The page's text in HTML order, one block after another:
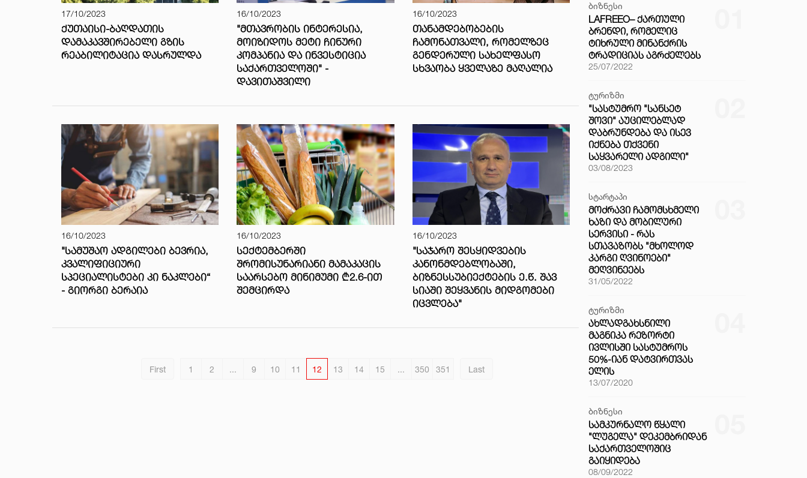
17/10/2023
ᲥᲣᲗᲐᲘᲡᲘ-ᲑᲐᲦᲓᲐᲗᲘᲡ
ᲓᲐᲛᲐᲙᲐᲕᲨᲘᲠᲔᲑᲔᲚᲘ ᲒᲖᲘᲡ
ᲠᲔᲐᲑᲘᲚᲘᲢᲐᲪᲘᲐ ᲓᲐᲡᲠᲣᲚᲓᲐ
16/10/2023
"ᲛᲗᲐᲕᲠᲝᲑᲘᲡ ᲘᲜᲢᲔᲠᲔᲡᲘᲐ,
ᲛᲝᲘᲖᲘᲓᲝᲡ ᲛᲔᲢᲘ ᲩᲘᲜᲣᲠᲘ
ᲙᲝᲛᲞᲐᲜᲘᲐ ᲓᲐ ᲘᲜᲕᲔᲡᲢᲘᲪᲘᲐ
ᲡᲐᲥᲐᲠᲗᲕᲔᲚᲝᲨᲘ" -
ᲓᲐᲕᲘᲗᲐᲨᲕᲘᲚᲘ
16/10/2023
ᲗᲐᲜᲐᲛᲓᲔᲑᲝᲑᲔᲑᲘᲡ
ᲩᲐᲛᲝᲜᲐᲗᲕᲐᲚᲘ, ᲠᲝᲛᲔᲚᲖᲔᲪ
ᲒᲔᲜᲓᲔᲠᲣᲚᲘ ᲡᲐᲮᲔᲚᲤᲐᲡᲝ
ᲡᲮᲕᲐᲝᲑᲐ ᲧᲕᲔᲚᲐᲖᲔ ᲛᲐᲦᲐᲚᲘᲐ
16/10/2023
"ᲡᲐᲛᲣᲨᲐᲝ ᲐᲓᲒᲘᲚᲔᲑᲘ ᲑᲔᲕᲠᲘᲐ,
ᲙᲕᲐᲚᲘᲤᲘᲪᲘᲣᲠᲘ
ᲡᲞᲔᲪᲘᲐᲚᲘᲡᲢᲔᲑᲘ ᲙᲘ ᲜᲐᲙᲚᲔᲑᲘ“
- ᲒᲘᲝᲠᲒᲘ ᲑᲔᲠᲐᲘᲐ
16/10/2023
ᲡᲔᲥᲢᲔᲛᲑᲔᲠᲨᲘ
ᲨᲠᲝᲛᲘᲡᲣᲜᲐᲠᲘᲐᲜᲘ ᲛᲐᲛᲐᲙᲐᲪᲘᲡ
ᲡᲐᲐᲠᲡᲔᲑᲝ ᲛᲘᲜᲘᲛᲣᲛᲘ ₾2.6-ᲘᲗ
ᲨᲔᲛᲪᲘᲠᲓᲐ
16/10/2023
"ᲡᲐᲯᲐᲠᲝ ᲨᲔᲡᲧᲘᲓᲕᲔᲑᲘᲡ
ᲙᲐᲜᲝᲜᲛᲓᲔᲑᲚᲝᲑᲐᲨᲘ,
ᲑᲘᲖᲜᲔᲡᲡᲣᲑᲘᲔᲥᲢᲔᲑᲘᲡ Ე.Წ. ᲨᲐᲕ
ᲡᲘᲐᲨᲘ ᲨᲔᲧᲕᲐᲜᲘᲡ ᲛᲘᲓᲒᲝᲛᲔᲑᲘ
ᲘᲪᲕᲚᲔᲑᲐ"
First 1 2 ... 9 10 11 12 13 14 15 ... 350 351 Last
ბიზნესი
LAFREEO– ᲥᲐᲠᲗᲣᲚᲘ
ᲑᲠᲔᲜᲓᲘ, ᲠᲝᲛᲔᲚᲘᲪ
ᲢᲘᲮᲠᲣᲚᲘ ᲛᲘᲜᲐᲜᲥᲠᲘᲡ
ᲢᲠᲐᲓᲘᲪᲘᲐᲡ ᲐᲒᲠᲫᲔᲚᲔᲑᲡ
25/07/2022
ტურიზმი
"ᲡᲐᲡᲢᲣᲛᲠᲝ "ᲡᲐᲜᲡᲔᲢ
ᲨᲝᲕᲘ" ᲐᲣᲪᲘᲚᲔᲑᲚᲐᲓ
ᲓᲐᲑᲠᲣᲜᲓᲔᲑᲐ ᲓᲐ ᲘᲡᲔᲕ
ᲘᲥᲜᲔᲑᲐ ᲗᲥᲕᲔᲜᲘ
ᲡᲐᲧᲕᲐᲠᲔᲚᲘ ᲐᲓᲒᲘᲚᲘ"
03/08/2023
სტარტაპი
ᲛᲝᲫᲠᲐᲕᲘ ᲩᲐᲛᲝᲛᲡᲮᲛᲔᲚᲘ
ᲮᲐᲖᲘ ᲓᲐ ᲛᲝᲑᲘᲚᲣᲠᲘ
ᲡᲔᲠᲕᲘᲡᲘ - ᲠᲐᲡ
ᲡᲗᲐᲕᲐᲖᲝᲑᲡ "ᲛᲮᲝᲚᲝᲓ
ᲙᲐᲠᲒᲘ ᲦᲕᲘᲜᲝᲔᲑᲘ"
ᲛᲔᲦᲕᲘᲜᲔᲔᲑᲡ
31/05/2022
ტურიზმი
ᲐᲮᲚᲐᲓᲒᲐᲮᲡᲜᲘᲚᲘ
ᲛᲐᲒᲜᲘᲙᲐ ᲠᲔᲖᲝᲠᲢᲘ
ᲘᲕᲚᲘᲡᲨᲘ ᲡᲐᲡᲢᲣᲛᲠᲝᲡ
50%-ᲘᲐᲜ ᲓᲐᲢᲕᲘᲠᲗᲕᲐᲡ
ᲔᲚᲘᲡ
13/07/2020
ბიზნესი
ᲡᲐᲛᲙᲣᲠᲜᲐᲚᲝ ᲬᲧᲐᲚᲘ
"ᲚᲣᲒᲔᲚᲐ" ᲓᲔᲙᲔᲛᲑᲠᲘᲓᲐᲜ
ᲡᲐᲥᲐᲠᲗᲕᲔᲚᲝᲨᲘᲪ
ᲒᲐᲘᲧᲘᲓᲔᲑᲐ
08/09/2022